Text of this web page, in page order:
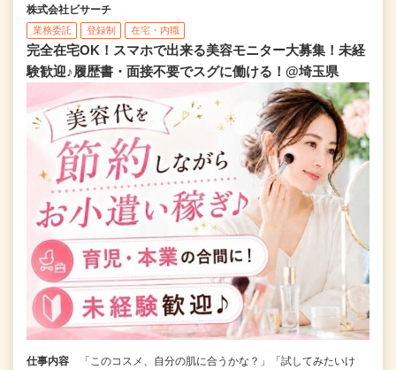
株式会社ビサーチ
業務委託 登録制 在宅・内職
完全在宅OK！スマホで出来る美容モニター大募集！未経
験歓迎♪履歴書・面接不要でスグに働ける！@埼玉県
仕事内容
「このコスメ、自分の肌に合うかな？」「試してみたいけ